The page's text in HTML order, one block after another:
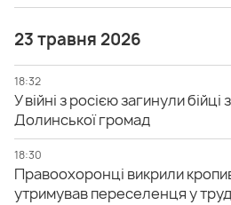
23 травня 2026
18:32
У війні з росією загинули бійці
Долинської громад
18:30
Правоохоронці викрили
утримував переселенця у